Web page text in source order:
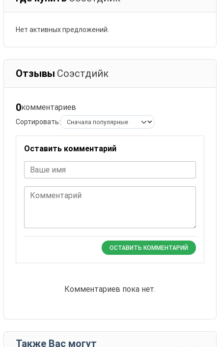
Нет активных предложений.
Отзывы Соэстдийк
0комментариев
Сортировать:
Оставить комментарий
Ваше имя
Комментарий
ОСТАВИТЬ КОММЕНТАРИЙ
Комментариев пока нет.
Также Вас могут